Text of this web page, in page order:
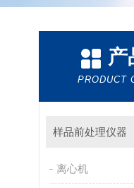
产
PRODUCT
样品前处理仪器
离心机